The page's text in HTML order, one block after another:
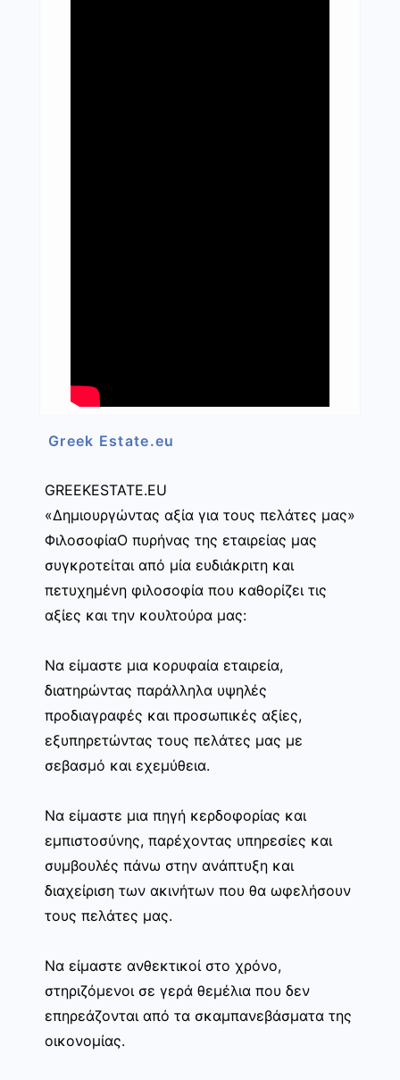
Greek Estate.eu
GREEKESTATE.EU
«Δημιουργώντας αξία για τους πελάτες μας»
ΦιλοσοφίαΟ πυρήνας της εταιρείας μας
συγκροτείται από μία ευδιάκριτη και
πετυχημένη φιλοσοφία που καθορίζει τις
αξίες και την κουλτούρα μας:
Να είμαστε μια κορυφαία εταιρεία,
διατηρώντας παράλληλα υψηλές
προδιαγραφές και προσωπικές αξίες,
εξυπηρετώντας τους πελάτες μας με
σεβασμό και εχεμύθεια.
Να είμαστε μια πηγή κερδοφορίας και
εμπιστοσύνης, παρέχοντας υπηρεσίες και
συμβουλές πάνω στην ανάπτυξη και
διαχείριση των ακινήτων που θα ωφελήσουν
τους πελάτες μας.
Να είμαστε ανθεκτικοί στο χρόνο,
στηριζόμενοι σε γερά θεμέλια που δεν
επηρεάζονται από τα σκαμπανεβάσματα της
οικονομίας.